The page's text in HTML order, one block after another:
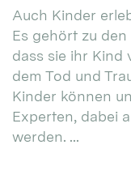
Auch Kinder
Es gehört zu
dass sie ihr Kind
dem Tod und
Kinder können
Experten, dabei
werden. ...